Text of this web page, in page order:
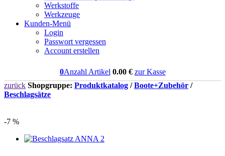
Werkstoffe
Werkzeuge
Kunden-Menü
Login
Passwort vergessen
Account erstellen
0Anzahl Artikel 0.00€ zur Kasse
zurück Shopgruppe: Produktkatalog /Boote+Zubehör /
Beschlagsätze
-7 %